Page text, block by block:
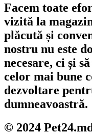
Facem toate
vizită la
plăcută și
nostru nu este
necesare, ci și
celor mai bune
dezvoltare
dumneavoastră.
© 2024